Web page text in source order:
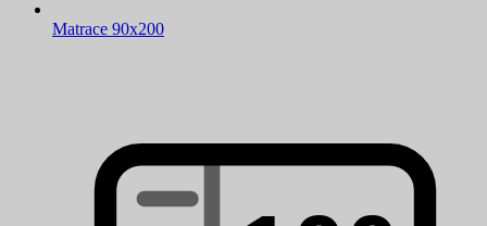
Matrace 90x200